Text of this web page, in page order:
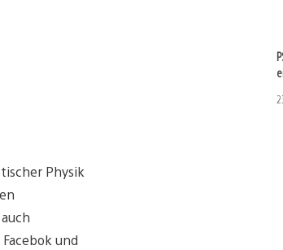
Physik
und